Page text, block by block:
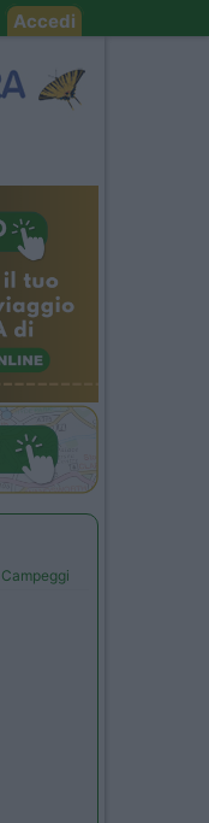
Accedi
Campeggi